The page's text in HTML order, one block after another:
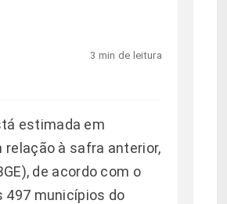
3 min de leitura
estimada em
relação à safra anterior,
de acordo com o
497 municípios do